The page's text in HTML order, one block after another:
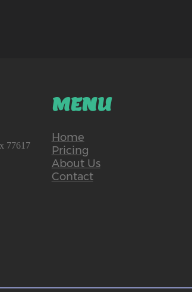
77617
MENU
Home
Pricing
About Us
Contact